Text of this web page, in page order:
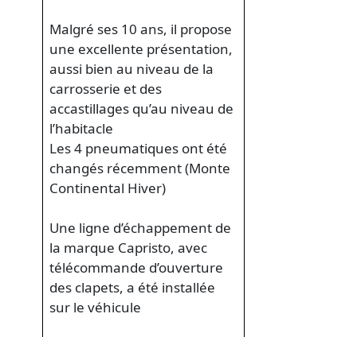
Malgré ses 10 ans, il propose
une excellente présentation,
aussi bien au niveau de la
carrosserie et des
accastillages qu’au niveau de
l’habitacle
Les 4 pneumatiques ont été
changés récemment (Monte
Continental Hiver)
Une ligne d’échappement de
la marque Capristo, avec
télécommande d’ouverture
des clapets, a été installée
sur le véhicule